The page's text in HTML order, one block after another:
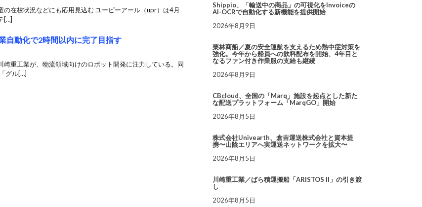
在校状況などにも応用見込む ユーピーアール（upr）は4月
[…]
自動化で2時間以内に完了目指す
重工業が、物流領域向けのロボット開発に注力している。同
グル[…]
Shippio、「輸送中の商品」の可視化をInvoiceの
AI-OCRで自動化する新機能を提供開始
2026年8月9日
栗林商船／夏の安全運航を支えるため熱中症対策を
強化。今年から船員への飲料配布を開始、4年目と
なるファン付き作業服の支給も継続
2026年8月9日
CBcloud、全国の「Marq」施設を起点とした新た
な配送プラットフォーム「MarqGO」開始
2026年8月5日
株式会社Univearth、倉吉運送株式会社と資本提
携〜山陰エリアへ実運送ネットワークを拡大〜
2026年8月5日
川崎重工業／ばら積運搬船「ARISTOS II」の引き渡
し
2026年8月5日